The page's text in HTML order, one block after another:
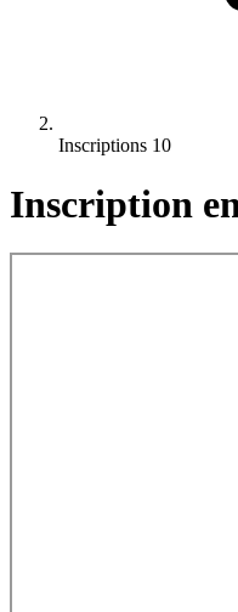
Inscriptions 10
Inscription